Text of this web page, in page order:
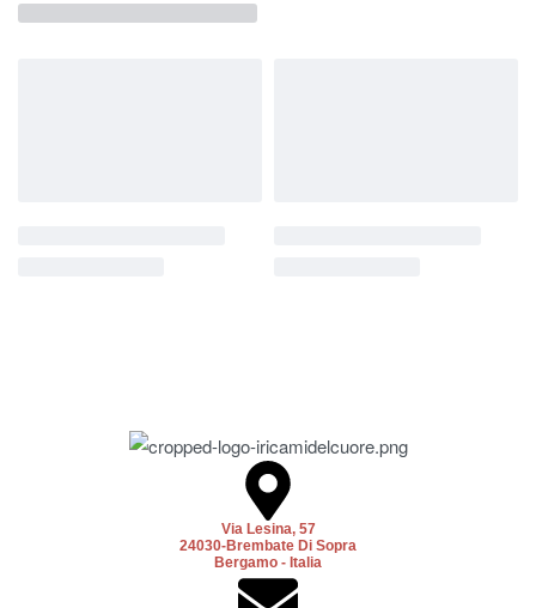
Via Lesina, 57
24030-Brembate Di Sopra
Bergamo - Italia